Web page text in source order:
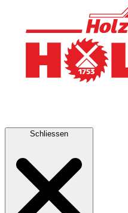
Schliessen